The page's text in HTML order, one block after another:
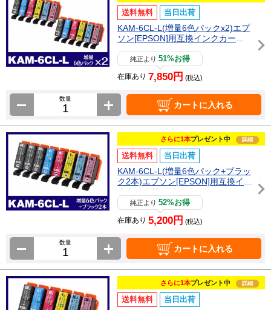
送料無料 当日出荷
KAM-6CL-L(増量6色パックx2)エプ
ソン[EPSON]用互換インクカート
純正より51%お得
在庫あり 7,850円 (税込)
数量
カートに入れる
さらに1本プレゼント中 詳細
送料無料 当日出荷
KAM-6CL-L(増量6色パック+ブラッ
ク2本)エプソン[EPSON]用互換イン
クカートリッジ
純正より52%お得
在庫あり 5,200円 (税込)
数量
カートに入れる
さらに1本プレゼント中 詳細
送料無料 当日出荷